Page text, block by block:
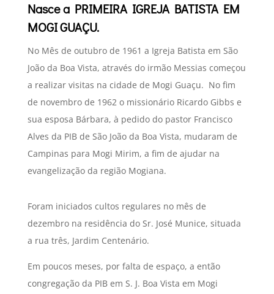
Nasce a PRIMEIRA IGREJA BATISTA EM
MOGI GUAÇU.
No Mês de outubro de 1961 a Igreja Batista em São
João da Boa Vista, através do irmão Messias começou
a realizar visitas na cidade de Mogi Guaçu. No fim
de novembro de 1962 o missionário Ricardo Gibbs e
sua esposa Bárbara, à pedido do pastor Francisco
Alves da PIB de São João da Boa Vista, mudaram de
Campinas para Mogi Mirim, a fim de ajudar na
evangelização da região Mogiana.
Foram iniciados cultos regulares no mês de
dezembro na residência do Sr. José Munice, situada
a rua três, Jardim Centenário.
Em poucos meses, por falta de espaço, a então
congregação da PIB em S. J. Boa Vista em Mogi